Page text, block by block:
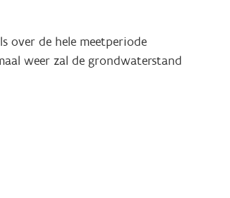
over de hele meetperiode
weer zal de grondwaterstand